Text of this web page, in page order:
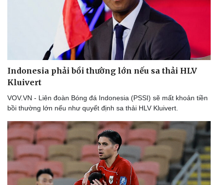
Indonesia phải bồi thường lớn nếu sa thải HLV
Kluivert
VOV.VN - Liên đoàn Bóng đá Indonesia (PSSI) sẽ mất khoản tiền
bồi thường lớn nếu như quyết định sa thải HLV Kluivert.